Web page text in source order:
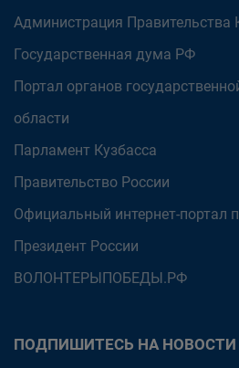
Администрация Правительства
Государственная дума РФ
Портал органов
области
Парламент Кузбасса
Правительство России
Официальный интернет-портал
Президент России
ВОЛОНТЕРЫПОБЕДЫ.РФ
ПОДПИШИТЕСЬ НА НОВОСТИ